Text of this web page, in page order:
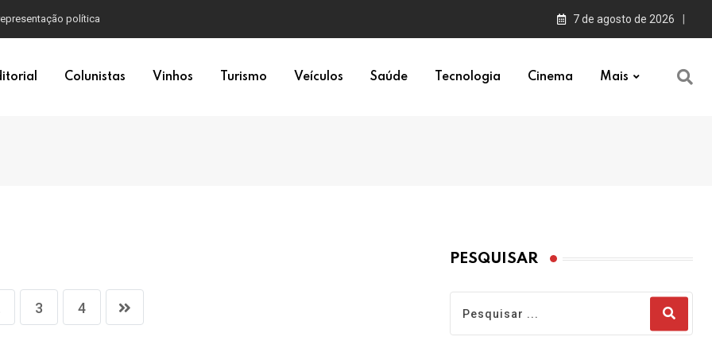
7 de agosto de 2026
Colunistas Vinhos Turismo Veículos Saúde Tecnologia Cinema Mais
3 4
PESQUISAR